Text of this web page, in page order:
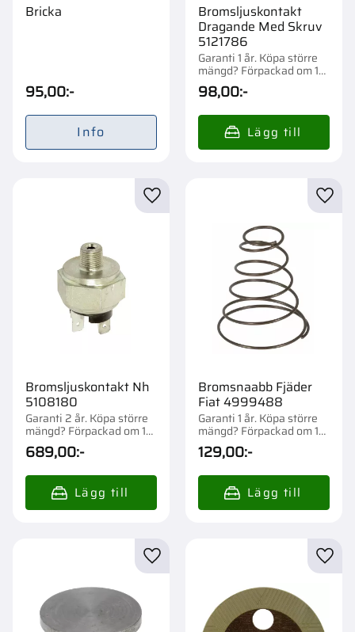
Bricka
95,00:-
Info
Bromsljuskontakt
Dragande Med Skruv
5121786
Garanti 1 år. Köpa större
mängd? Förpackad om 1
st.
98,00:-
Bromsljuskontakt Nh
5108180
Garanti 2 år. Köpa större
mängd? Förpackad om 1
st.
689,00:-
Lägg till i favoriter
Bromsnaabb Fjäder
Fiat 4999488
Garanti 1 år. Köpa större
mängd? Förpackad om 1
st.
129,00:-
Lägg till i favoriter